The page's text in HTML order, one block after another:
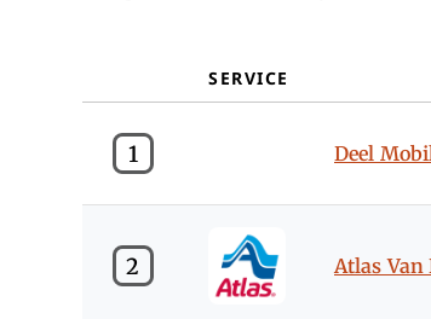
SERVICE
1 Deel
2 Atlas Van